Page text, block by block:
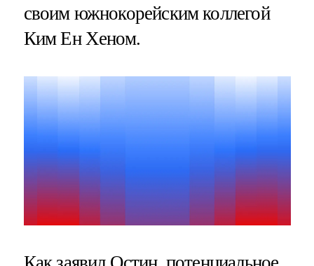
своим южнокорейским коллегой
Ким Ен Хеном.